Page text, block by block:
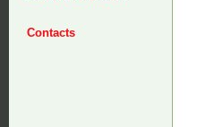
Contacts